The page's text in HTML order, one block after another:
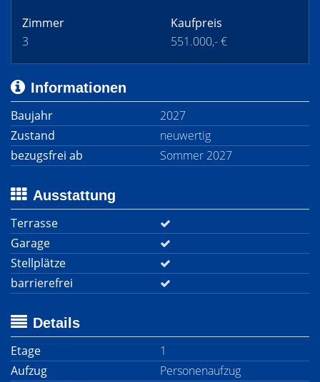
Zimmer
3
Kaufpreis
551.000,- €
Informationen
Baujahr
2027
Zustand
neuwertig
bezugsfrei ab
Sommer 2027
Ausstattung
Terrasse
Garage
Stellplätze
barrierefrei
Details
Etage
1
Aufzug
Personenaufzug